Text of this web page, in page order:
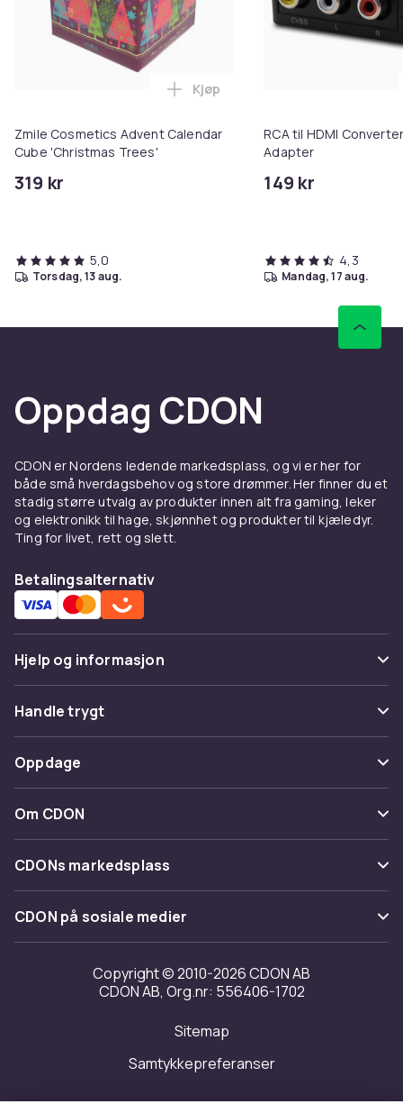
Zmile Cosmetics Advent Calendar
Cube 'Christmas Trees'
319 kr
Legg Zmile Cosmetics Advent
Kjøp
5,0
torsdag, 13 aug.
RCA til HDMI
Adapter
149 kr
4,3
mandag, 17 aug.
Oppdag CDON
CDON er Nordens ledende markedsplass, og vi er her for
både små hverdagsbehov og store drømmer. Her finner du et
stadig større utvalg av produkter innen alt fra gaming, leker
og elektronikk til hage, skjønnhet og produkter til kjæledyr.
Ting for livet, rett og slett.
Betalingsalternativ
Hjelp og informasjon
Vanlige spørsmål
Spor pakke
Angre & returner her
Kontakt oss
Handle trygt
Betaling
Levering
Tilbakekallinger
Oppdage
Kategorier
Varemerker
Om CDON
Om oss
Kundeanmeldelser
Jobbe på CDON
Investor relations
Tilgjengelighet
CDONs markedsplass
Merchant Help Center
CDON på sosiale medier
Copyright © 2010-2026 CDON AB
CDON AB, Org.nr: 556406-1702
Sitemap
Samtykkepreferanser